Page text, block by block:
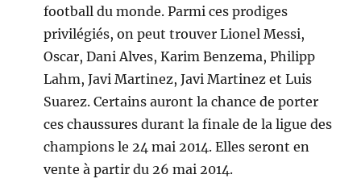
football du monde. Parmi ces prodiges
privilégiés, on peut trouver Lionel Messi,
Oscar, Dani Alves, Karim Benzema, Philipp
Lahm, Javi Martinez, Javi Martinez et Luis
Suarez. Certains auront la chance de porter
ces chaussures durant la finale de la ligue des
champions le 24 mai 2014. Elles seront en
vente à partir du 26 mai 2014.